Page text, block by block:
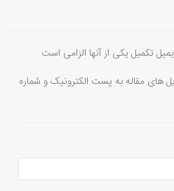
تکمیل یکی از آنها الزامی است.
های مقاله به پست الکترونیک و شماره